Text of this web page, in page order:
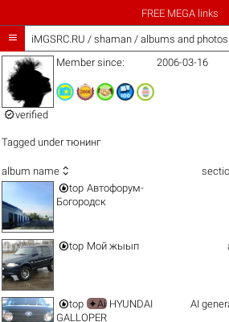
FREE MEGA links
 iMGSRC.RU / shaman / albums and
verified
Member since: 2006-03-16
Tagged underтюнинг
album name 
top Автофорум-
Богородск
top Мой жыып
top ✦Ai HYUNDAI
GALLOPER
AI